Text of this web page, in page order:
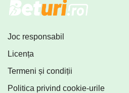
Joc responsabil
Licența
Termeni și condiții
Politica privind cookie-urile